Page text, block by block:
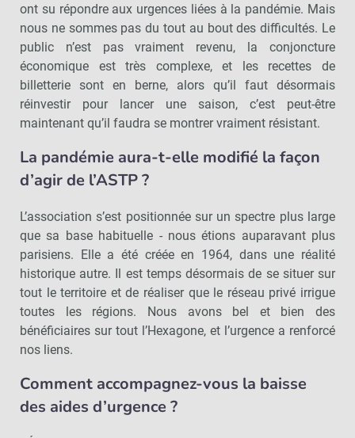
ont su répondre aux urgences liées à la pandémie. Mais
nous ne sommes pas du tout au bout des difficultés. Le
public n’est pas vraiment revenu, la conjoncture
économique est très complexe, et les recettes de
billetterie sont en berne, alors qu’il faut désormais
réinvestir pour lancer une saison, c’est peut-être
maintenant qu’il faudra se montrer vraiment résistant.
La pandémie aura-t-elle modifié la façon
d’agir de l’ASTP ?
L’association s’est positionnée sur un spectre plus large
que sa base habituelle - nous étions auparavant plus
parisiens. Elle a été créée en 1964, dans une réalité
historique autre. Il est temps désormais de se situer sur
tout le territoire et de réaliser que le réseau privé irrigue
toutes les régions. Nous avons bel et bien des
bénéficiaires sur tout l’Hexagone, et l’urgence a renforcé
nos liens.
Comment accompagnez-vous la baisse
des aides d’urgence ?